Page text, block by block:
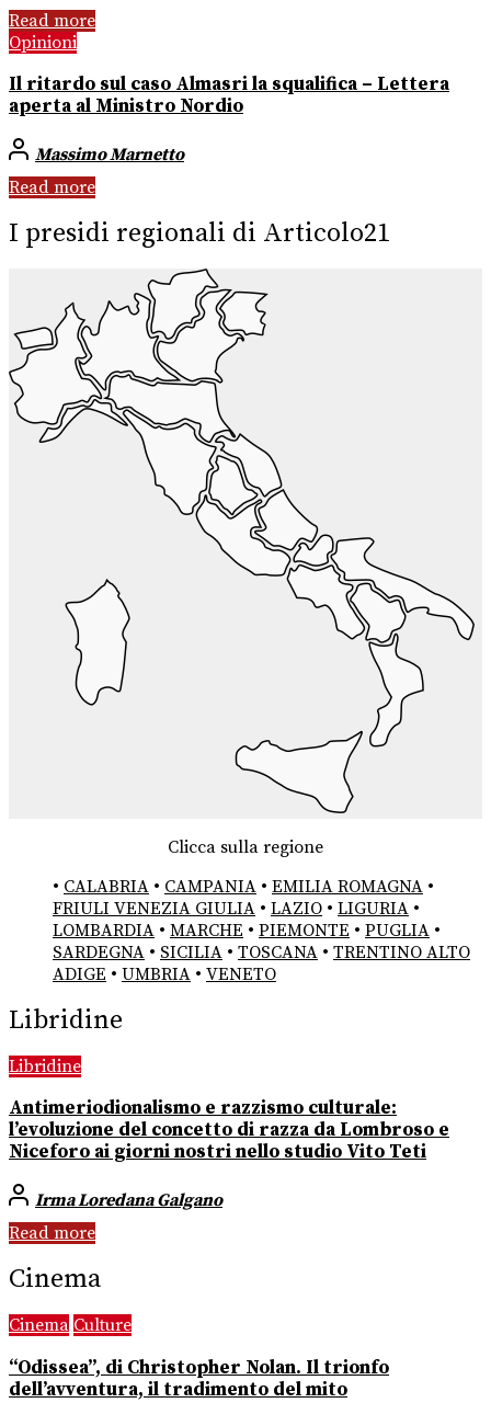
Read more
Opinioni
Il ritardo sul caso Almasri la squalifica – Lettera
aperta al Ministro Nordio
Massimo Marnetto
Read more
I presidi regionali di Articolo21
Clicca sulla regione
• CALABRIA • CAMPANIA • EMILIA ROMAGNA •
FRIULI VENEZIA GIULIA • LAZIO • LIGURIA •
LOMBARDIA • MARCHE • PIEMONTE • PUGLIA •
SARDEGNA • SICILIA • TOSCANA • TRENTINO ALTO
ADIGE • UMBRIA • VENETO
Libridine
Libridine
Antimeriodionalismo e razzismo culturale:
l’evoluzione del concetto di razza da Lombroso e
Niceforo ai giorni nostri nello studio Vito Teti
Irma Loredana Galgano
Read more
Cinema
Cinema Culture
“Odissea”, di Christopher Nolan. Il trionfo
dell’avventura, il tradimento del mito